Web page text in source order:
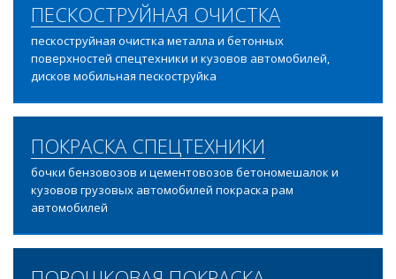
ПЕСКОСТРУЙНАЯ ОЧИСТКА
пескоструйная очистка металла и бетонных
поверхностей спецтехники и кузовов автомобилей,
дисков мобильная пескоструйка
ПОКРАСКА СПЕЦТЕХНИКИ
бочки бензовозов и цементовозов бетономешалок и
кузовов грузовых автомобилей покраска рам
автомобилей